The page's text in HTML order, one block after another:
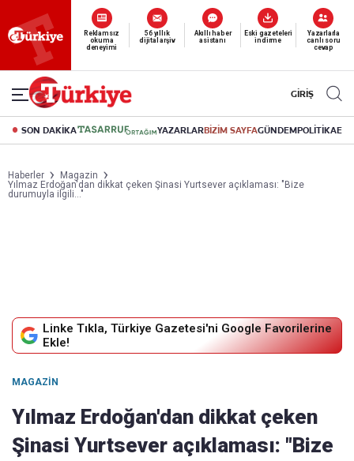
Reklamsız
okuma
deneyimi
56 yıllık
dijital arşiv
Akıllı haber
asistanı
Eski gazeteleri
indirme
Yazarlarla
canlı soru
cevap
GİRİŞ
SON DAKİKA YAZARLARBİZİM SAYFAGÜNDEMPOLİTİKA
Haberler
Magazin
Yılmaz Erdoğan'dan dikkat çeken Şinasi Yurtsever açıklaması: "Bize
durumuyla ilgili..."
Linke Tıkla, Türkiye Gazetesi'ni Google Favorilerine
Ekle!
MAGAZIN
Yılmaz Erdoğan'dan dikkat çeken
Şinasi Yurtsever açıklaması: "Bize